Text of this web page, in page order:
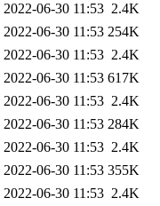
2022-06-30 11:53 2.4K
2022-06-30 11:53 254K
2022-06-30 11:53 2.4K
2022-06-30 11:53 617K
2022-06-30 11:53 2.4K
2022-06-30 11:53 284K
2022-06-30 11:53 2.4K
2022-06-30 11:53 355K
2022-06-30 11:53 2.4K